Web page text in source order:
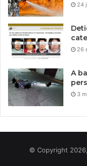
24
26
A
3
© Copyright